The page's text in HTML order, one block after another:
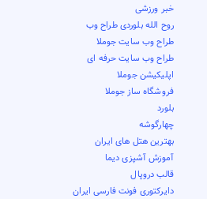
خبر ورزشی
روح الله بلوردی طراح وب
طراح وب سایت جوملا
طراح وب سایت حرفه ای
اپلیکیشن جوملا
فروشگاه ساز جوملا
بلورد
چهارگوشه
بهترین هتل های ایران
آموزش آشپزی دیما
قالب دروپال
دایرکتوری فونت فارسی ایران